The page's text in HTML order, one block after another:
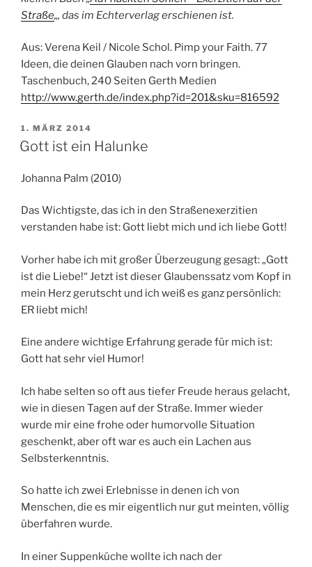
Straße„, das im Echterverlag erschienen ist.
Aus: Verena Keil / Nicole Schol. Pimp your Faith. 77
Ideen, die deinen Glauben nach vorn bringen.
Taschenbuch, 240 Seiten Gerth Medien
http://www.gerth.de/index.php?id=201&sku=816592
VERÖFFENTLICHT
AM
1. MÄRZ 2014
Gott ist ein Halunke
Johanna Palm (2010)
Das Wichtigste, das ich in den Straßenexerzitien
verstanden habe ist: Gott liebt mich und ich liebe Gott!
Vorher habe ich mit großer Überzeugung gesagt: „Gott
ist die Liebe!“ Jetzt ist dieser Glaubenssatz vom Kopf in
mein Herz gerutscht und ich weiß es ganz persönlich:
ER liebt mich!
Eine andere wichtige Erfahrung gerade für mich ist:
Gott hat sehr viel Humor!
Ich habe selten so oft aus tiefer Freude heraus gelacht,
wie in diesen Tagen auf der Straße. Immer wieder
wurde mir eine frohe oder humorvolle Situation
geschenkt, aber oft war es auch ein Lachen aus
Selbsterkenntnis.
So hatte ich zwei Erlebnisse in denen ich von
Menschen, die es mir eigentlich nur gut meinten, völlig
überfahren wurde.
In einer Suppenküche wollte ich nach der